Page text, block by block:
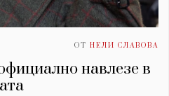
ОТ НЕЛИ СЛАВОВА
навлезе в